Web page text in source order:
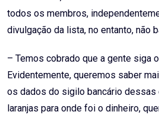
todos os membros,
divulgação da lista, no entanto, não
– Temos cobrado que a gente siga
Evidentemente, queremos saber
os dados do sigilo bancário dessas
laranjas para onde foi o dinheiro,